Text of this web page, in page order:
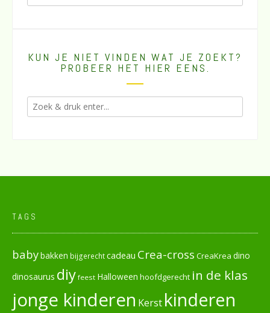
KUN JE NIET VINDEN WAT JE ZOEKT?
PROBEER HET HIER EENS.
TAGS
babybakken bijgerechtcadeau Crea-cross CreaKrea dino
dinosaurus diy feest Halloween hoofdgerecht in de klas
jonge kinderen Kerst kinderen